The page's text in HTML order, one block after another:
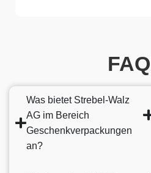
Was bietet Strebel-Walz
AG im Bereich
Geschenkverpackungen
an?